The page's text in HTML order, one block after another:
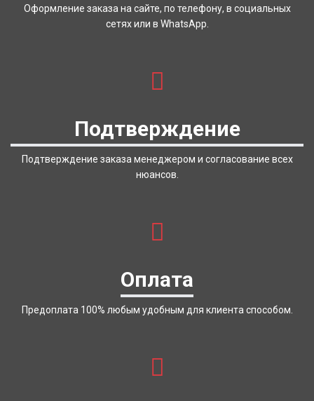
Оформление заказа на сайте, по телефону, в социальных
сетях или в WhatsApp.
Подтверждение
Подтверждение заказа менеджером и согласование всех
нюансов.
Оплата
Предоплата 100% любым удобным для клиента способом.